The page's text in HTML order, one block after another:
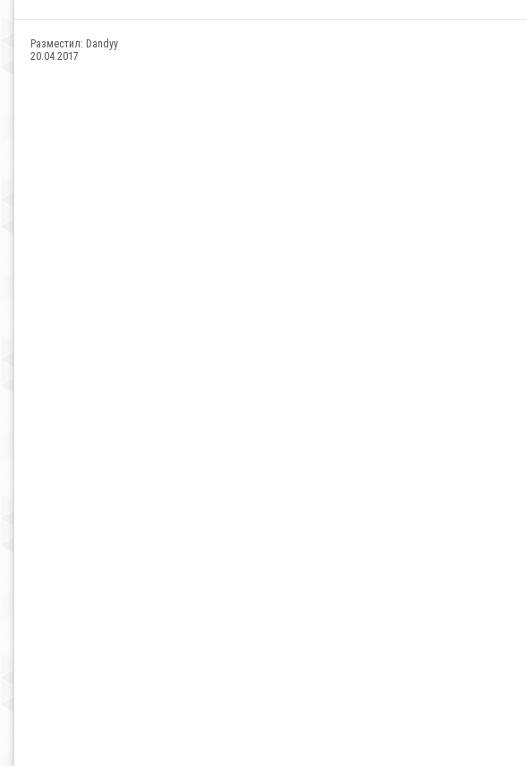
Разместил: Dandyy
20.04.2017